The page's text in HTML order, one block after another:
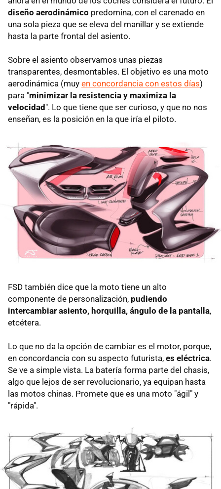
diseño aerodinámico predomina, con el carenado en
una sola pieza que se eleva del manillar y se extiende
hasta la parte frontal del asiento.
Sobre el asiento observamos unas piezas
transparentes, desmontables. El objetivo es una moto
aerodinámica (muy en concordancia con estos días)
para "minimizar la resistencia y maximiza la
velocidad ". Lo que tiene que ser curioso, y que no nos
enseñan, es la posición en la que iría el piloto.
FSD también dice que la moto tiene un alto
componente de personalización, pudiendo
intercambiar asiento, horquilla, ángulo de la pantalla,
etcétera.
Lo que no da la opción de cambiar es el motor, porque,
en concordancia con su aspecto futurista, es eléctrica.
Se ve a simple vista. La batería forma parte del chasis,
algo que lejos de ser revolucionario, ya equipan hasta
las motos chinas. Promete que es una moto "ágil" y
"rápida".